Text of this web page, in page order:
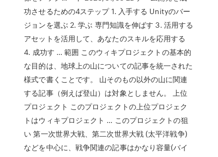
功させるための4ステップ 1. 入手する Unityのバー
ジョンを選ぶ 2. 学ぶ 専門知識を伸ばす 3. 活用する
アセットを活用して、あなたのスキルを応用する
4. 成功す … 範囲 このウィキプロジェクトの基本的
な目的は、地球上の山についての記事を統一された
様式で書くことです。 山そのもの以外の山に関連
する記事（例えば登山）は対象としません。 上位
プロジェクト このプロジェクトの上位プロジェク
トはウィキプロジェクト … このプロジェクトの狙
い 第一次世界大戦、第二次世界大戦 (太平洋戦争)
などを中心に、戦争関連の記事はかなり容量(バイ